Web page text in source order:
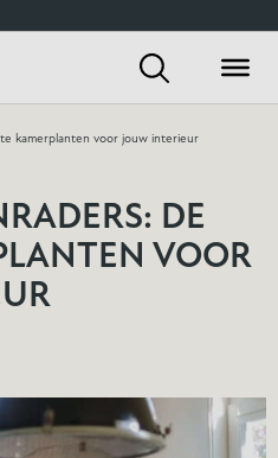
kamerplanten voor jouw interieur
DE
VOOR